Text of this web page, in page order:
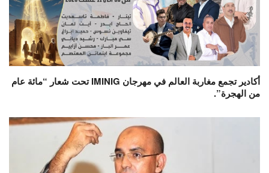
أكادير تجمع مغاربة العالم في مهرجان IMINIG تحت شعار “مائة عام
من الهجرة”.